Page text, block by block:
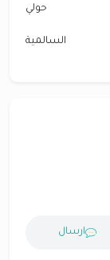
حولي
السالمية
ارسال